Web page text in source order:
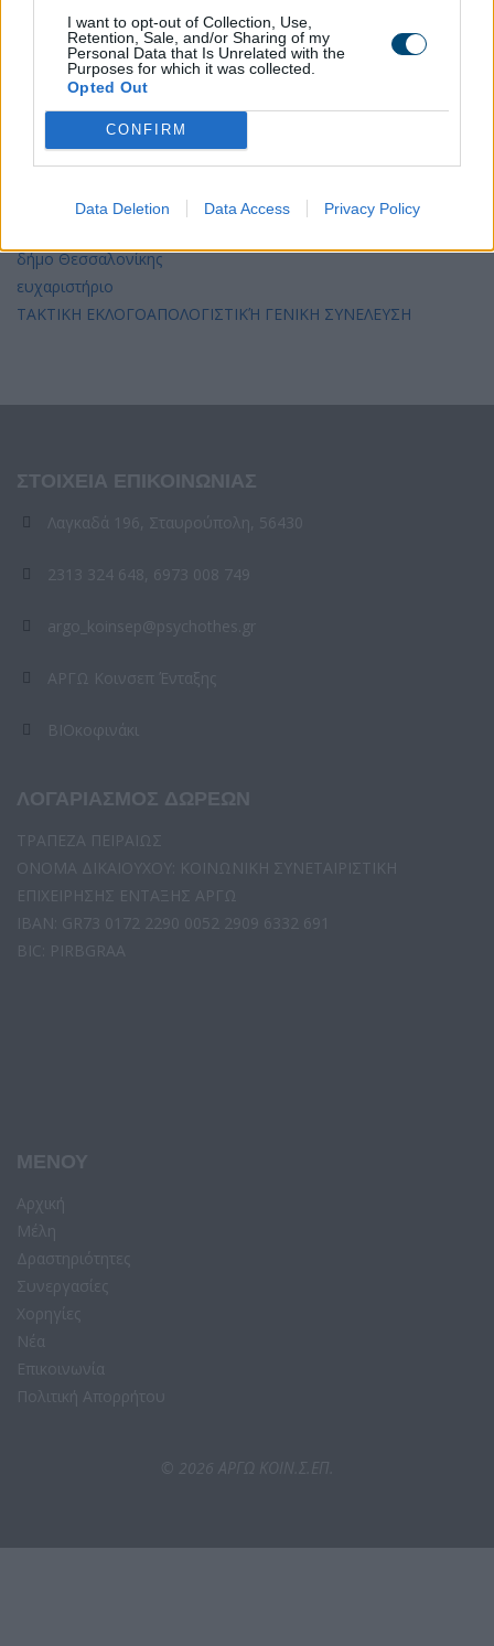
I want to opt-out of Collection, Use,
Retention, Sale, and/or Sharing of my
Personal Data that Is Unrelated with the
Purposes for which it was collected.
Opted Out
CONFIRM
Data Deletion Data Access Privacy Policy
ΕΠΙΧΕΙΡΗΣΗΣ ΕΝΤΑΞΗΣ ΑΡΓΩ
IBAN: GR73 0172 2290 0052 2909 6332 691
BIC: PIRBGRAA
ΠΡΟΣΦΑΤΑ
Παρουσίαση στο ραδιόφωνο
δήμο Θεσσαλονίκης
ευχαριστήριο
ΤΑΚΤΙΚΗ ΕΚΛΟΓΟΑΠΟΛΟΓΙΣΤΙΚΉ ΓΕΝΙΚΗ ΣΥΝΕΛΕΥΣΗ